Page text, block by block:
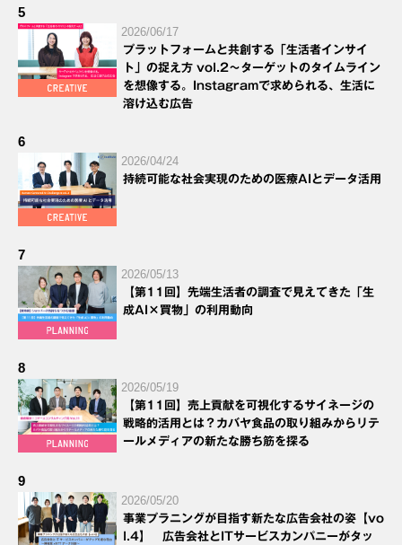
5
2026/06/17
プラットフォームと共創する「生活者インサイ
ト」の捉え方 vol.2～ターゲットのタイムライン
を想像する。Instagramで求められる、生活に
溶け込む広告
6
2026/04/24
持続可能な社会実現のための医療AIとデータ活用
7
2026/05/13
【第11回】先端生活者の調査で見えてきた「生
成AI×買物」の利用動向
8
2026/05/19
【第11回】売上貢献を可視化するサイネージの
戦略的活用とは？カバヤ食品の取り組みからリテ
ールメディアの新たな勝ち筋を探る
9
2026/05/20
事業プラニングが目指す新たな広告会社の姿【vo
l.4】 広告会社とITサービスカンパニーがタッ